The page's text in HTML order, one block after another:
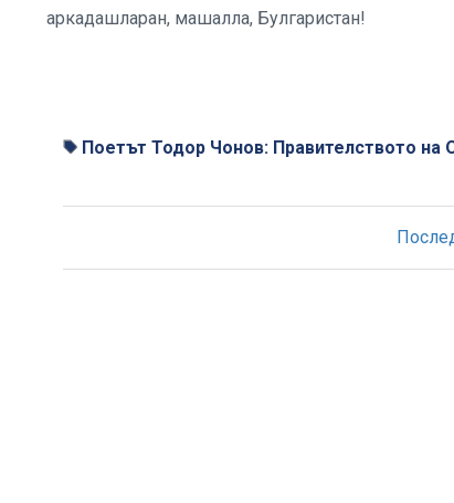
аркадашларан, машалла, Булгаристан!
Поетът Тодор Чонов: Правителството на